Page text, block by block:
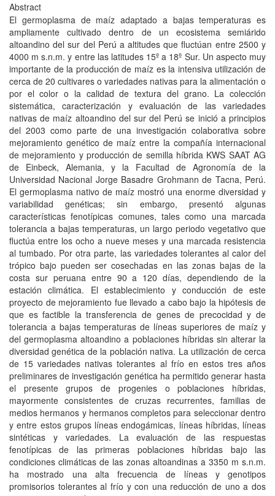
Abstract
El germoplasma de maíz adaptado a bajas temperaturas es
ampliamente cultivado dentro de un ecosistema semiárido
altoandino del sur del Perú a altitudes que fluctúan entre 2500 y
4000 m s.n.m. y entre las latitudes 15º a 18º Sur. Un aspecto muy
importante de la producción de maíz es la intensiva utilización de
cerca de 20 cultivares o variedades nativas para la alimentación o
por el color o la calidad de textura del grano. La colección
sistemática, caracterización y evaluación de las variedades
nativas de maíz altoandino del sur del Perú se inició a principios
del 2003 como parte de una investigación colaborativa sobre
mejoramiento genético de maíz entre la compañía internacional
de mejoramiento y producción de semilla híbrida KWS SAAT AG
de Einbeck, Alemania, y la Facultad de Agronomía de la
Universidad Nacional Jorge Basadre Grohmann de Tacna, Perú.
El germoplasma nativo de maíz mostró una enorme diversidad y
variabilidad genéticas; sin embargo, presentó algunas
características fenotípicas comunes, tales como una marcada
tolerancia a bajas temperaturas, un largo periodo vegetativo que
fluctúa entre los ocho a nueve meses y una marcada resistencia
al tumbado. Por otra parte, las variedades tolerantes al calor del
trópico bajo pueden ser cosechadas en las zonas bajas de la
costa sur peruana entre 90 a 120 días, dependiendo de la
estación climática. El establecimiento y conducción de este
proyecto de mejoramiento fue llevado a cabo bajo la hipótesis de
que es factible la transferencia de genes de precocidad y de
tolerancia a bajas temperaturas de líneas superiores de maíz y
del germoplasma altoandino a poblaciones híbridas sin alterar la
diversidad genética de la población nativa. La utilización de cerca
de 15 variedades nativas tolerantes al frío en estos tres años
preliminares de investigación genética ha permitido generar hasta
el presente grupos de progenies o poblaciones híbridas,
mayormente consistentes de cruzas recurrentes, familias de
medios hermanos y hermanos completos para seleccionar dentro
y entre estos grupos líneas endogámicas, líneas híbridas, líneas
sintéticas y variedades. La evaluación de las respuestas
fenotípicas de las primeras poblaciones híbridas bajo las
condiciones climáticas de las zonas altoandinas a 3350 m s.n.m.
ha mostrado una alta frecuencia de líneas y genotipos
promisorios tolerantes al frío y con una reducción de uno a dos